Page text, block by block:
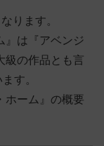
ります。
』は『アベンジ
級の作品とも言
す。
ホーム』の概要